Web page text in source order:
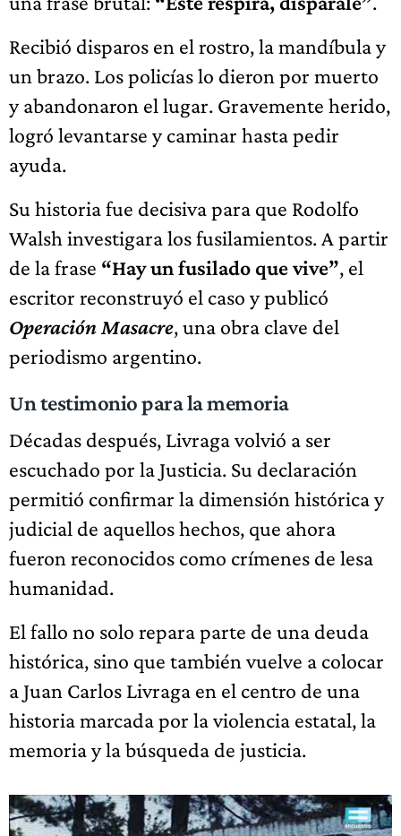
Recibió disparos en el rostro, la mandíbula y
un brazo. Los policías lo dieron por muerto
y abandonaron el lugar. Gravemente herido,
logró levantarse y caminar hasta pedir
ayuda.
Su historia fue decisiva para que Rodolfo
Walsh investigara los fusilamientos. A partir
de la frase “Hay un fusilado que vive”, el
escritor reconstruyó el caso y publicó
Operación Masacre, una obra clave del
periodismo argentino.
Un testimonio para la memoria
Décadas después, Livraga volvió a ser
escuchado por la Justicia. Su declaración
permitió confirmar la dimensión histórica y
judicial de aquellos hechos, que ahora
fueron reconocidos como crímenes de lesa
humanidad.
El fallo no solo repara parte de una deuda
histórica, sino que también vuelve a colocar
a Juan Carlos Livraga en el centro de una
historia marcada por la violencia estatal, la
memoria y la búsqueda de justicia.